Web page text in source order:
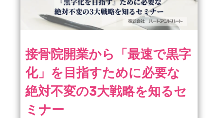
接骨院開業から「最速で黒字
化」を目指すために必要な
絶対不変の3大戦略を知るセ
ミナー